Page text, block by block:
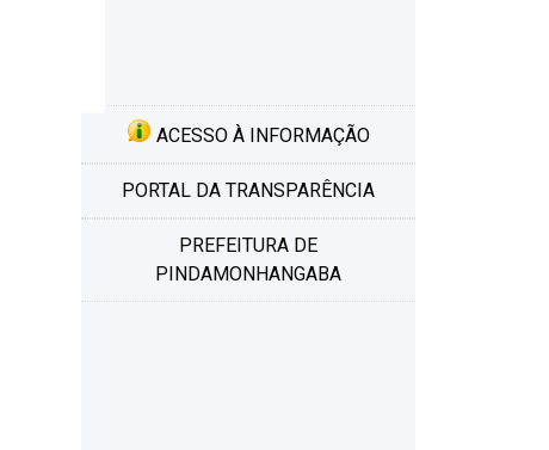
ACESSO À INFORMAÇÃO
PORTAL DA TRANSPARÊNCIA
PREFEITURA DE
PINDAMONHANGABA